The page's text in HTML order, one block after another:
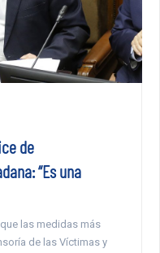
de
“Es una
las medidas más
de las Víctimas y